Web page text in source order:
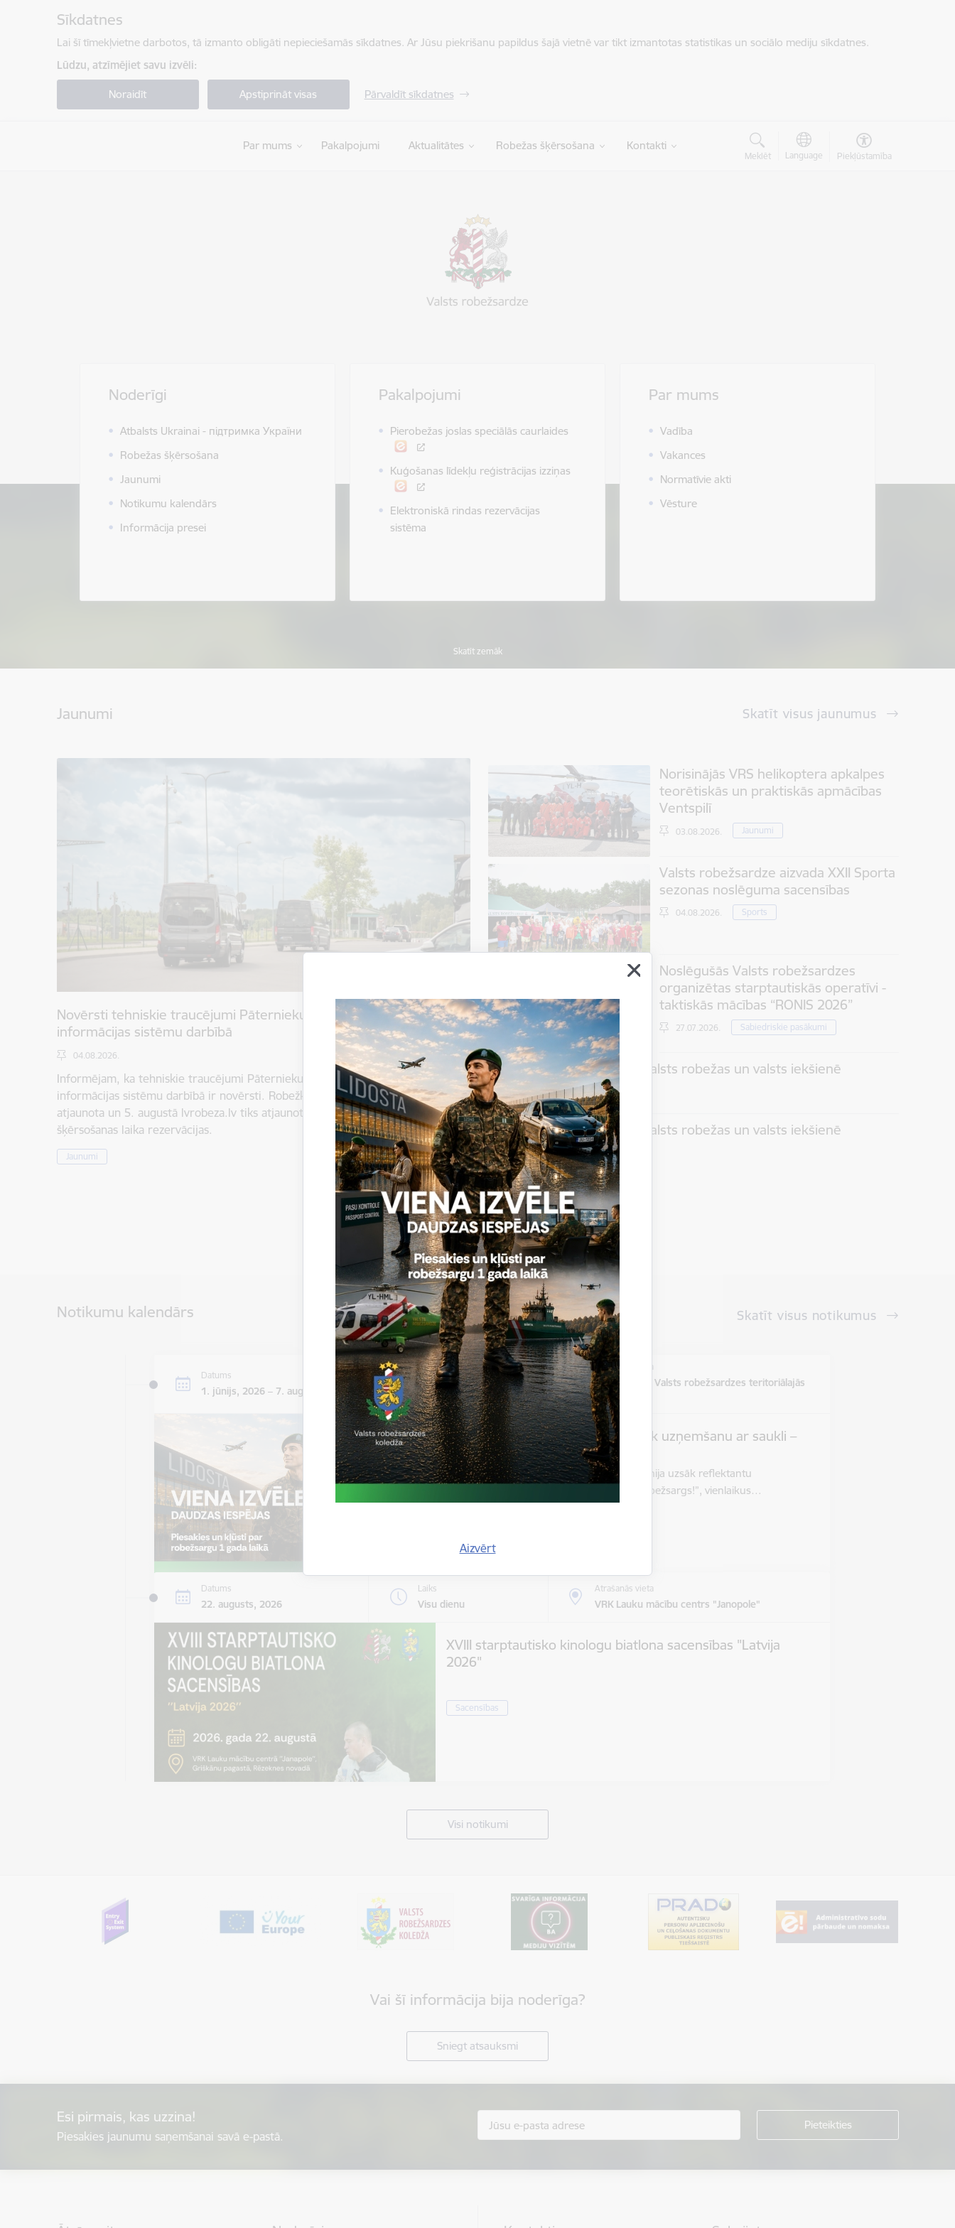
Sīkdatnes
Lai šī tīmekļvietne darbotos, tā izmanto obligāti nepieciešamās sīkdatnes. Ar Jūsu piekrišanu papildus šajā vietnē var tikt izmantotas statistikas un sociālo mediju sīkdatnes.
Lūdzu, atzīmējiet savu izvēli:
Noraidīt Apstiprināt visas Pārvaldīt sīkdatnes
Par mums Pakalpojumi Aktualitātes Robežas šķērsošana Kontakti
Meklēt Language Piekļūstamība
Aizvērt
Noderīgi
Atbalsts Ukrainai - підтримка України
Robežas šķērsošana
Jaunumi
Notikumu kalendārs
Informācija presei
Pakalpojumi
Pierobežas joslas speciālās caurlaides
Kuģošanas līdekļu reģistrācijas izziņas
Elektroniskā rindas rezervācijas
sistēma
Par mums
Vadība
Vakances
Normatīvie akti
Vēsture
Skatīt zemāk
Jaunumi Skatīt visus jaunumus
Novērsti tehniskie traucējumi Pāternieku robežkontroles punkta
informācijas sistēmu darbībā
04.08.2026.
Informējam, ka tehniskie traucējumi Pāternieku robežkontroles punkta
informācijas sistēmu darbībā ir novērsti. Robežkontroles veikšana ir pilnībā
atjaunota un 5. augustā lvrobeza.lv tiks atjaunota iespēja veikt jaunas robežas
šķērsošanas laika rezervācijas.
Jaunumi
Norisinājās VRS helikoptera apkalpes
teorētiskās un praktiskās apmācības
Ventspilī
03.08.2026. Jaunumi
Valsts robežsardze aizvada XXII Sporta
sezonas noslēguma sacensības
04.08.2026. Sports
Noslēgušās Valsts robežsardzes
organizētas starptautiskās operatīvi -
taktiskās mācības “RONIS 2026”
27.07.2026. Sabiedriskie pasākumi
2026. gada 6. augusts uz valsts robežas un valsts iekšienē
07.08.2026. Statistika
2026. gada 5. augusts uz valsts robežas un valsts iekšienē
06.08.2026. Statistika
Visi jaunumi
Notikumu kalendārs Skatīt visus notikumus
Datums
1. jūnijs, 2026 – 7. augusts, 2026
Laiks
0.00
Atrašanās vieta
tiešsaistē un Valsts robežsardzes teritoriālajās
pārvaldēs
Valsts robežsardzes koledža uzsāk uzņemšanu ar saukli –
“Viens gads un esi robežsargs!”
Valsts robežsardzes koledža (VRK) no 1. jūnija uzsāk reflektantu
uzņemšanu ar saukli “Viens gads un esi robežsargs!”, vienlaikus…
Datums
22. augusts, 2026
Laiks
Visu dienu
Atrašanās vieta
VRK Lauku mācību centrs "Janopole"
XVIII starptautisko kinologu biatlona sacensības "Latvija
2026"
Sacensības
Visi notikumi
Vai šī informācija bija noderīga?
Sniegt atsauksmi
Esi pirmais, kas uzzina!
Piesakies jaunumu saņemšanai savā e-pastā.